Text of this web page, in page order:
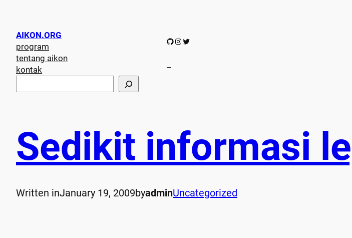
AIKON.ORG
program
tentang aikon
kontak
e
h
GitHub Instagram Twitter
–
Sedikit informasi
Written inJanuary 19, 2009byadminUncategorized